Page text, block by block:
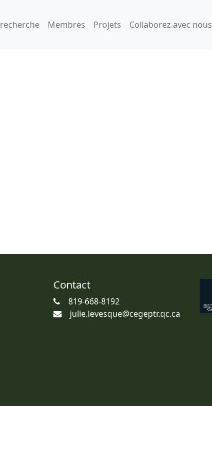
Membres Projets Collaborez avec nous
Contact
819-668-8192
julie.levesque@cegeptr.qc.ca